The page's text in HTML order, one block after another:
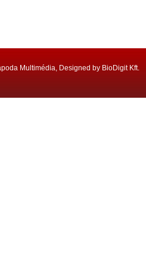
Multimédia, Designed by BioDigit Kft.